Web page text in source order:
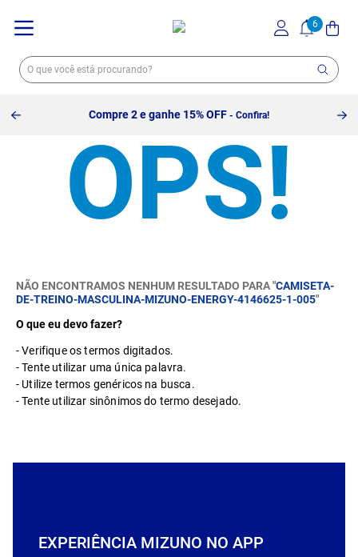
Compre 2 e ganhe 15% OFF - Confira!
NÃO ENCONTRAMOS NENHUM RESULTADO PARA "CAMISETA-
DE-TREINO-MASCULINA-MIZUNO-ENERGY-4146625-1-005"
O que eu devo fazer?
Verifique os termos digitados.
Tente utilizar uma única palavra.
Utilize termos genéricos na busca.
Tente utilizar sinônimos do termo desejado.
EXPERIÊNCIA MIZUNO NO APP